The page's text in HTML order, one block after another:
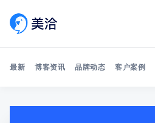
最新 博客资讯 品牌动态 客户案例